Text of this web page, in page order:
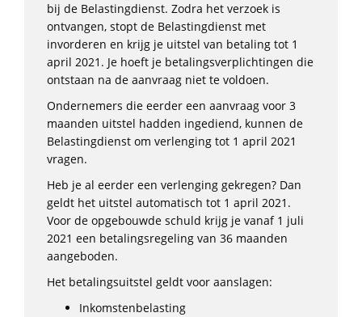
bij de Belastingdienst. Zodra het verzoek is
ontvangen, stopt de Belastingdienst met
invorderen en krijg je uitstel van betaling tot 1
april 2021. Je hoeft je betalingsverplichtingen die
ontstaan na de aanvraag niet te voldoen.
Ondernemers die eerder een aanvraag voor 3
maanden uitstel hadden ingediend, kunnen de
Belastingdienst om verlenging tot 1 april 2021
vragen.
Heb je al eerder een verlenging gekregen? Dan
geldt het uitstel automatisch tot 1 april 2021.
Voor de opgebouwde schuld krijg je vanaf 1 juli
2021 een betalingsregeling van 36 maanden
aangeboden.
Het betalingsuitstel geldt voor aanslagen:
Inkomstenbelasting